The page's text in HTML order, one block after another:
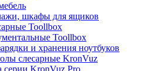
шкафы для ящиков
Toollbox
Toollbox
и хранения ноутбуков
слесарные KronVuz
серии KronVuz Pro